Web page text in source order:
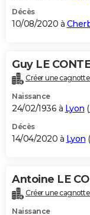
Décès
10/08/2020 à
Guy LE
Créer une
Naissance
24/02/1936 à Lyon (
Décès
14/04/2020 à Lyon (
Antoine LE
Créer une
Naissance